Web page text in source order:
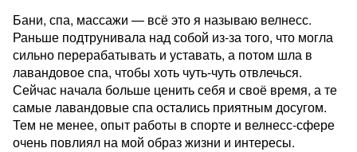
Бани, спа, массажи — всё это я называю велнесс.
Раньше подтрунивала над собой из-за того, что могла
сильно перерабатывать и уставать, а потом шла в
лавандовое спа, чтобы хоть чуть-чуть отвлечься.
Сейчас начала больше ценить себя и своё время, а те
самые лавандовые спа остались приятным досугом.
Тем не менее, опыт работы в спорте и велнесс-сфере
очень повлиял на мой образ жизни и интересы.